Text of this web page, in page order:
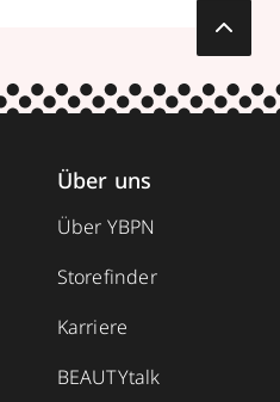
Über uns
Über YBPN
Storefinder
Karriere
BEAUTYtalk